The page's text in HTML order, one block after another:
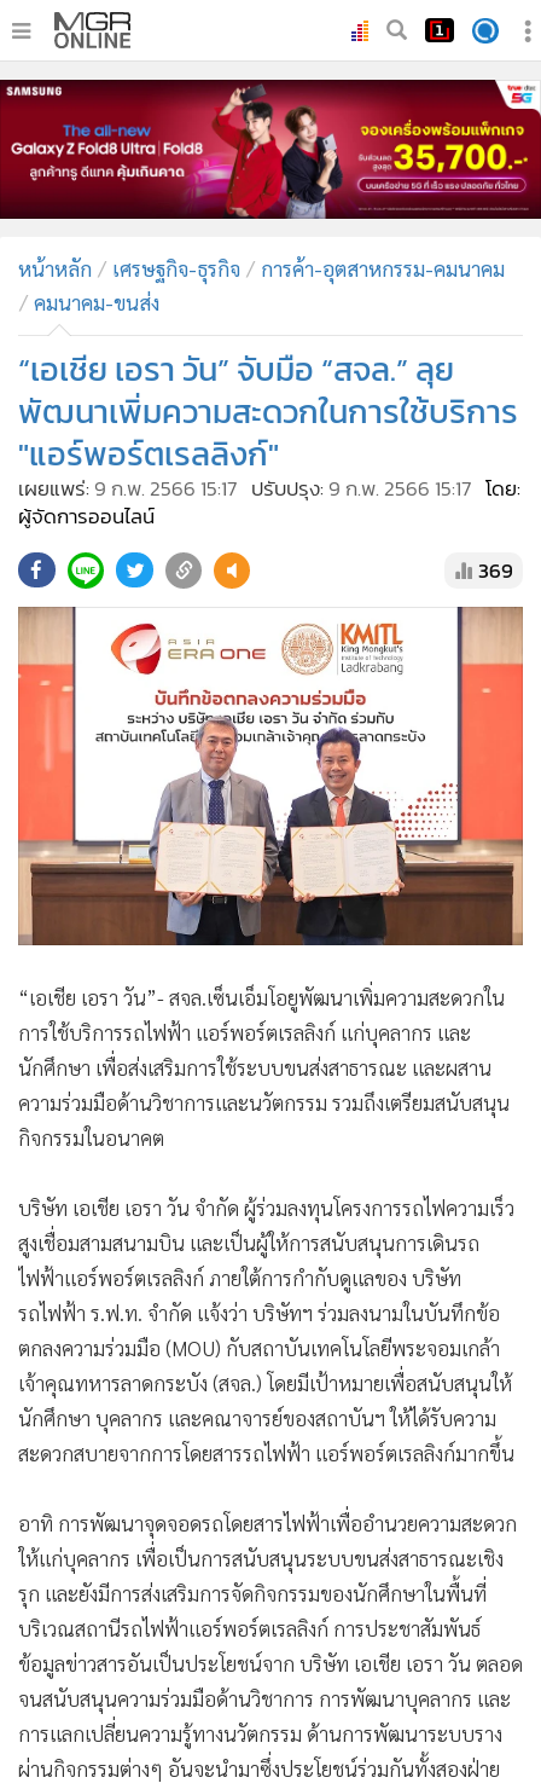
• หน้าหลัก
ทันเหตุการณ์
ภาคใต้
• ภูมิภาค
• บันเทิง
• ผู้จัดการรายวัน
•
คอลัมนิสต์
ละคร
• CbizReview
Cyber BIZ
• ผู้จัดกวน
• Green Innovation & SD
• Management & HR
MGR Live
Infographic
การเมือง
ท่องเที่ยว
• ต่างประเทศ
Special Scoop
• จีน
• ชุมชน-คุณภาพชีวิต
• อาชญากรรม
• Motoring
• เกม
• วิทยาศาสตร์
• หุ้น
• อินโดจีน
• กองทุนรวม
• Celeb Online
Factcheck
•
ญี่ปุ่น
หน้าหลัก เศรษฐกิจ-ธุรกิจ
การค้า-อุตสาหกรรม-คมนาคม
คมนาคม-ขนส่ง
“เอเชีย เอรา วัน” จับมือ “สจล.” ลุย
พัฒนาเพิ่มความสะดวกในการใช้บริการ
"แอร์พอร์ตเรลลิงก์"
เผยแพร่: 9 ก.พ. 2566 15:17 ปรับปรุง: 9 ก.พ. 2566 15:17 โดย:
ผู้จัดการออนไลน์
369
“เอเชีย เอรา วัน”- สจล.เซ็นเอ็มโอยูพัฒนาเพิ่มความสะดวกใน
การใช้บริการรถไฟฟ้า แอร์พอร์ตเรลลิงก์ แก่บุคลากร และ
นักศึกษา เพื่อส่งเสริมการใช้ระบบขนส่งสาธารณะ และผสาน
ความร่วมมือด้านวิชาการและนวัตกรรม รวมถึงเตรียมสนับสนุน
กิจกรรมในอนาคต
บริษัท เอเชีย เอรา วัน จำกัด ผู้ร่วมลงทุนโครงการรถไฟความเร็ว
สูงเชื่อมสามสนามบิน และเป็นผู้ให้การสนับสนุนการเดินรถ
ไฟฟ้าแอร์พอร์ตเรลลิงก์ ภายใต้การกำกับดูแลของ บริษัท
รถไฟฟ้า ร.ฟ.ท. จำกัด แจ้งว่า บริษัทฯ ร่วมลงนามในบันทึกข้อ
ตกลงความร่วมมือ (MOU) กับสถาบันเทคโนโลยีพระจอมเกล้า
เจ้าคุณทหารลาดกระบัง (สจล.) โดยมีเป้าหมายเพื่อสนับสนุนให้
นักศึกษา บุคลากร และคณาจารย์ของสถาบันฯ ให้ได้รับความ
สะดวกสบายจากการโดยสารรถไฟฟ้า แอร์พอร์ตเรลลิงก์มากขึ้น
อาทิ การพัฒนาจุดจอดรถโดยสารไฟฟ้าเพื่ออำนวยความสะดวก
ให้แก่บุคลากร เพื่อเป็นการสนับสนุนระบบขนส่งสาธารณะเชิง
รุก และยังมีการส่งเสริมการจัดกิจกรรมของนักศึกษาในพื้นที่
บริเวณสถานีรถไฟฟ้าแอร์พอร์ตเรลลิงก์ การประชาสัมพันธ์
ข้อมูลข่าวสารอันเป็นประโยชน์จาก บริษัท เอเชีย เอรา วัน ตลอด
จนสนับสนุนความร่วมมือด้านวิชาการ การพัฒนาบุคลากร และ
การแลกเปลี่ยนความรู้ทางนวัตกรรม ด้านการพัฒนาระบบราง
ผ่านกิจกรรมต่างๆ อันจะนำมาซึ่งประโยชน์ร่วมกันทั้งสองฝ่าย